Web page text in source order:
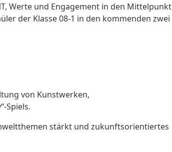
Werte und Engagement in den Mittelpunkt
der Klasse 08-1 in den kommenden zwei
von Kunstwerken,
Spiels.
stärkt und zukunftsorientiertes